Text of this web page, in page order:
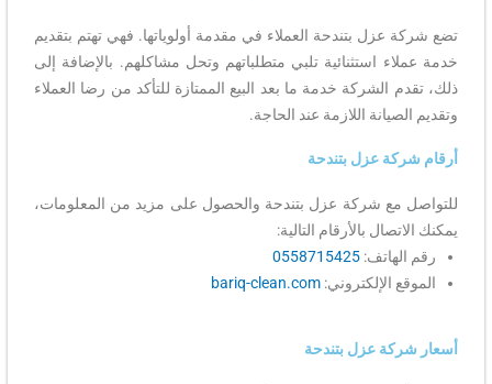
تضع شركة عزل بتندحة العملاء في مقدمة أولوياتها. فهي تهتم بتقديم
خدمة عملاء استثنائية تلبي متطلباتهم وتحل مشاكلهم. بالإضافة إلى
ذلك، تقدم الشركة خدمة ما بعد البيع الممتازة للتأكد من رضا العملاء
وتقديم الصيانة اللازمة عند الحاجة.
أرقام شركة عزل بتندحة
للتواصل مع شركة عزل بتندحة والحصول على مزيد من المعلومات،
يمكنك الاتصال بالأرقام التالية:
رقم الهاتف:0558715425
الموقع الإلكتروني:bariq-clean.com
أسعار شركة عزل بتندحة